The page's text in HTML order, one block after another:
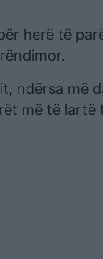
herë të
ndërsa më
më të lartë